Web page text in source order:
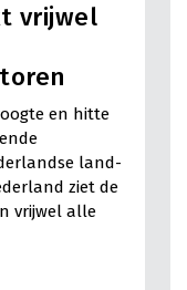
vrijwel
en hitte
land-
ziet de
vrijwel alle